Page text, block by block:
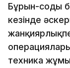
Бұрын-соңды
кезінде
техника